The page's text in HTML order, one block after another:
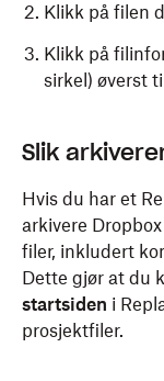
Klikk på filen
Klikk på
sirkel) øverst
Slik
Hvis du har et
arkivere
filer, inkludert
Dette gjør at du
startsiden i
prosjektfiler.